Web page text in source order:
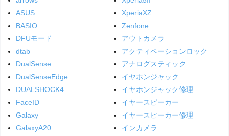
ASUS
BASIO
DFUモード
dtab
DualSense
DualSenseEdge
DUALSHOCK4
FaceID
Galaxy
GalaxyA20
XperiaXZ
Zenfone
アウトカメラ
アクティベーションロック
アナログスティック
イヤホンジャック
イヤホンジャック修理
イヤースピーカー
イヤースピーカー修理
インカメラ